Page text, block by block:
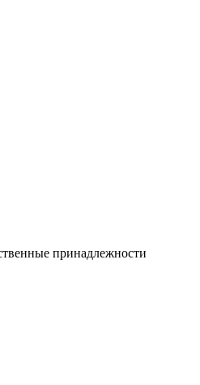
принадлежности